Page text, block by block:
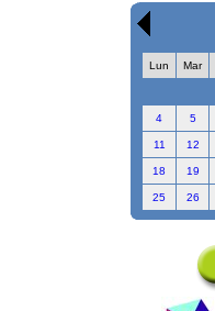
Lun Mar
4 5
11 12
18 19
25 26